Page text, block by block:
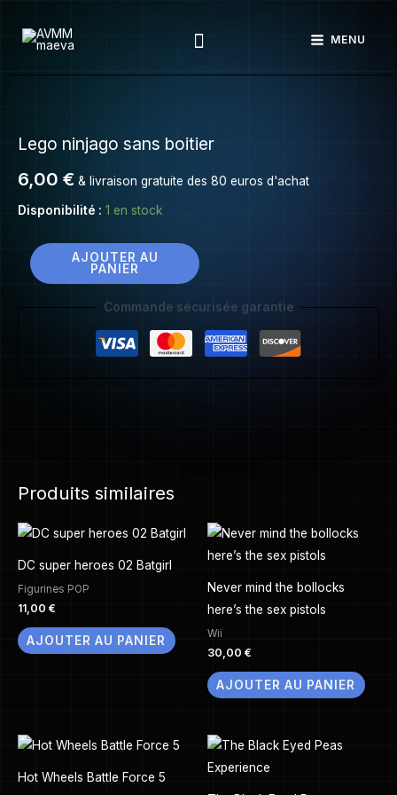
Rechercher MENU
Lego ninjago sans boitier
6,00 € & livraison gratuite des 80 euros d'achat
Disponibilité : 1 en stock
Lego
sans
boitier
AJOUTER AU
PANIER
Commande sécurisée garantie
Produits similaires
DC super heroes 02 Batgirl
Figurines POP
11,00 €
AJOUTER AU PANIER
Never mind the bollocks
here’s the sex pistols
Wii
30,00 €
AJOUTER AU PANIER
Hot Wheels Battle Force 5
sans